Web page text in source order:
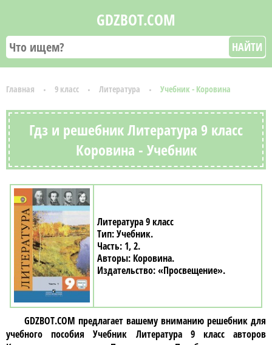
GDZBOT.COM
НАЙТИ
Главная 9 класс Литература Учебник - Коровина
Гдз и решебник Литература 9 класс
Коровина - Учебник
Литература 9 класс
Учебник
1, 2
Коровина
«Просвещение»
GDZBOT.COM предлагает вашему вниманию решебник для
учебного пособияУчебник Литература 9 класc авторов